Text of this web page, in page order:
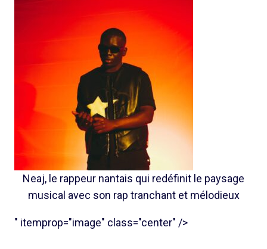
Neaj, le rappeur nantais qui redéfinit le paysage
musical avec son rap tranchant et mélodieux
" itemprop="image" class="center" />